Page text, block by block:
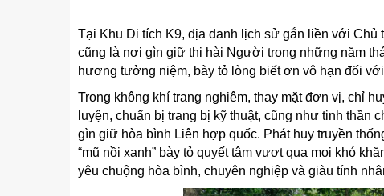
Tại Khu Di tích K9, địa danh lịch sử gắn liền với
cũng là nơi gìn giữ thi hài Người trong những năm
hương tưởng niệm, bày tỏ lòng biết ơn vô hạn đối
Trong không khí trang nghiêm, thay mặt đơn vị, chỉ
luyện, chuẩn bị trang bị kỹ thuật, cũng như tinh thần
gìn giữ hòa bình Liên hợp quốc. Phát huy truyền
“mũ nồi xanh” bày tỏ quyết tâm vượt qua mọi khó
yêu chuộng hòa bình, chuyên nghiệp và giàu tính